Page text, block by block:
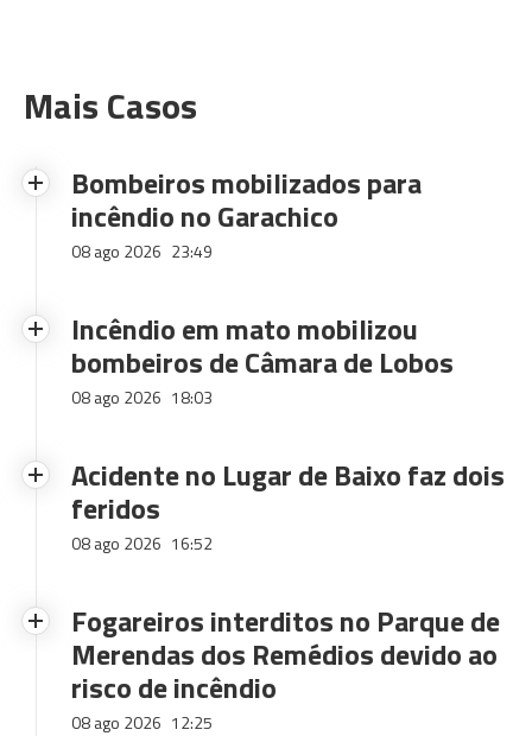
Mais Casos
Bombeiros mobilizados para
incêndio no Garachico
08 ago 2026 23:49
Incêndio em mato mobilizou
bombeiros de Câmara de Lobos
08 ago 2026 18:03
Acidente no Lugar de Baixo faz dois
feridos
08 ago 2026 16:52
Fogareiros interditos no Parque de
Merendas dos Remédios devido ao
risco de incêndio
08 ago 2026 12:25